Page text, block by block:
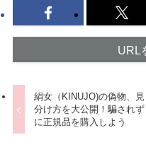
URL
絹女（KINUJO)の偽物、見
分け方を大公開！騙されず
に正規品を購入しよう